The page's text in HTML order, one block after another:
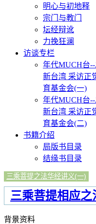
明心与初地释
宗门与教门
坛经辩讹
力挽狂澜
访谈专栏
年代MUCH台
新台湾 采访正
育基金会(一)
年代MUCH台
新台湾 采访正
育基金会(二)
书籍介绍
局版书目录
结缘书目录
三乘菩提之法华经讲义(一)
三乘菩提相应之
背景资料